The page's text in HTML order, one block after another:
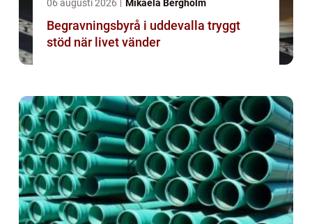
06 augusti 2026 Mikaela Bergholm
Begravningsbyrå i uddevalla tryggt
stöd när livet vänder